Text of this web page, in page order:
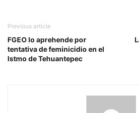
Previous article
FGEO lo aprehende por
tentativa de feminicidio en el
Istmo de Tehuantepec